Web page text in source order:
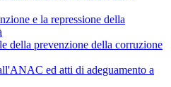
e la repressione della
della prevenzione della corruzione
ed atti di adeguamento a